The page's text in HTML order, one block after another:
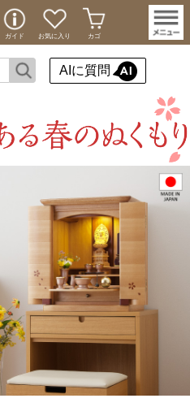
ガイド お気に入り カゴ
AIに質問